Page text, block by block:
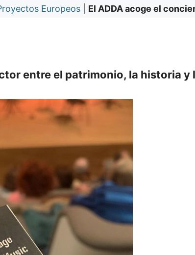
Europeos El ADDA acoge el
entre el patrimonio, la historia y